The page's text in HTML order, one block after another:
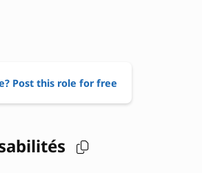
Post this role for free